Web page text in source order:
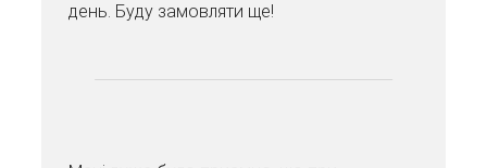
день. Буду замовляти ще!